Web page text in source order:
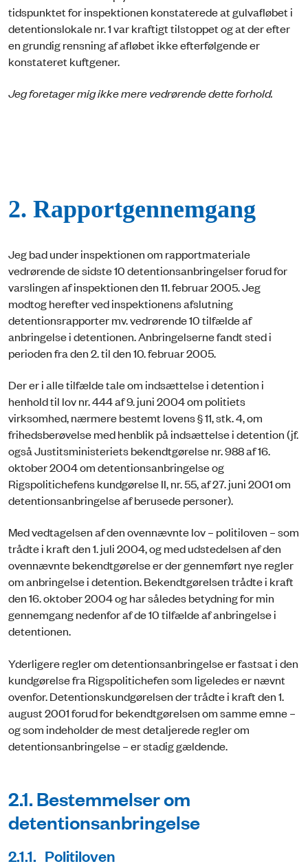
tidspunktet for inspektionen konstaterede at gulvafløbet i
detentionslokale nr. 1 var kraftigt tilstoppet og at der efter
en grundig rensning af afløbet ikke efterfølgende er
konstateret kuftgener.
Jeg foretager mig ikke mere vedrørende dette forhold.
2. Rapportgennemgang
Jeg bad under inspektionen om rapportmateriale
vedrørende de sidste 10 detentionsanbringelser forud for
varslingen af inspektionen den 11. februar 2005. Jeg
modtog herefter ved inspektionens afslutning
detentionsrapporter mv. vedrørende 10 ­tilfælde af
anbringelse i detentionen. Anbringelserne fandt sted i
perioden fra den 2. til den 10. februar 2005.
Der er i alle tilfælde tale om indsættelse i detention i
henhold til lov nr. 444 af 9. juni 2004 om politiets
virksomhed, nærmere bestemt lovens § 11, stk. 4, om
frihedsberøvelse med henblik på indsættelse i detention (jf.
også Justitsministeriets bekendtgørelse nr. 988 af 16.
oktober 2004 om detentionsanbringelse og
Rigspolitichefens kundgørelse II, nr. 55, af 27. juni 2001 om
de­tentionsanbringelse af berusede personer).
Med vedtagelsen af den ovennævnte lov – politiloven – som
trådte i kraft den 1. juli 2004, og med udstedelsen af den
ovennævnte bekendtgørelse er der gennemført nye regler
om anbringelse i detention. Bekendtgørelsen trådte i kraft
den 16. oktober 2004 og har således betydning for min
gennemgang nedenfor af de 10 tilfælde af anbringelse i
detentionen.
Yderligere regler om detentionsanbringelse er fastsat i den
kundgørelse fra Rigspolitichefen som ligeledes er nævnt
ovenfor. Detentionskundgørelsen der trådte i kraft den 1.
august 2001 forud for bekendtgørelsen om samme emne –
og som indeholder de mest detaljerede regler om
detentionsanbringelse – er stadig gældende.
2.1. Bestemmelser om
detentionsanbringelse
2.1.1. Politiloven